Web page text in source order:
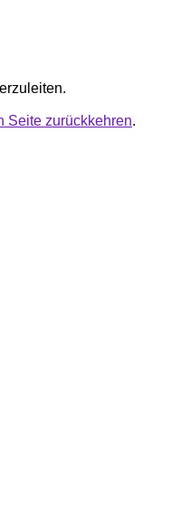
Seite zurückkehren.